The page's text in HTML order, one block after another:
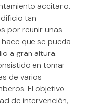
accitano.
tan
por reunir unas
que se pueda
a gran altura.
en tomar
de varios
El objetivo
de intervención,